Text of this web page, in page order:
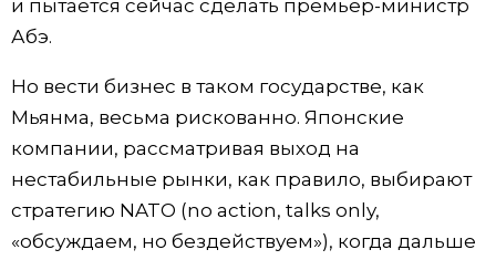
и пытается сейчас сделать премьер-министр
Абэ.
Но вести бизнес в таком государстве, как
Мьянма, весьма рискованно. Японские
компании, рассматривая выход на
нестабильные рынки, как правило, выбирают
стратегию NATO (no action, talks only,
«обсуждаем, но бездействуем»), когда дальше